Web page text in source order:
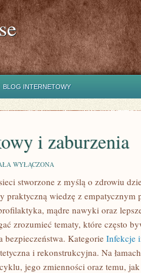
BLOG INTERNETOWY
i zaburzenia
WYŁĄCZONA
stworzone z myślą o zdrowiu
praktyczną wiedzę z empatycznym
mądre nawyki oraz
zrozumieć tematy, które często
bezpieczeństwa. Kategorie Infekcje
i rekonstrukcyjna. Na
jego zmienności oraz temu, jak